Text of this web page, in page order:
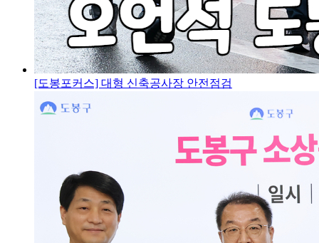
[도봉포커스] 대형 신축공사장 안전점검